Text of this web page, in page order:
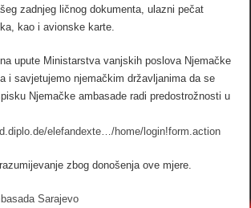
zadnjeg ličnog dokumenta, ulazni pečat
kao i avionske karte.
upute Ministarstva vanjskih poslova Njemačke
i savjetujemo njemačkim državljanima da se
Njemačke ambasade radi predostrožnosti u
elefandexte…/home/login!form.action
zbog donošenja ove mjere.
Sarajevo